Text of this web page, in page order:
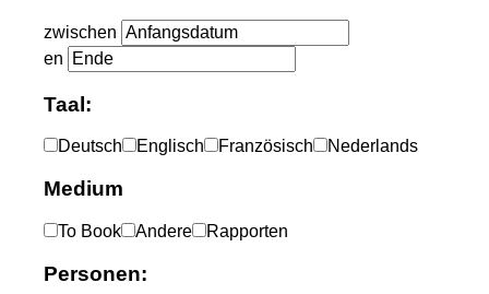
zwischen
en
Taal:
Deutsch Englisch Französisch Nederlands
Medium
To Book Andere Rapporten
Personen: